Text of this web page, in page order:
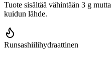
Tuote sisältää vähintään 3 g
kuidun lähde.
Runsashiilihydraattinen